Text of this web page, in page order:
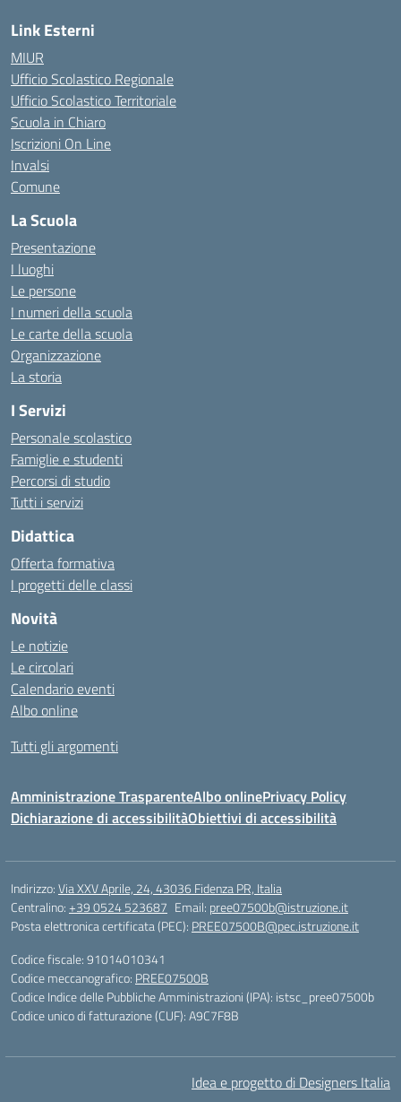
Link Esterni
MIUR
Ufficio Scolastico Regionale
Ufficio Scolastico Territoriale
Scuola in Chiaro
Iscrizioni On Line
Invalsi
Comune
La Scuola
Presentazione
I luoghi
Le persone
I numeri della scuola
Le carte della scuola
Organizzazione
La storia
I Servizi
Personale scolastico
Famiglie e studenti
Percorsi di studio
Tutti i servizi
Didattica
Offerta formativa
I progetti delle classi
Novità
Le notizie
Le circolari
Calendario eventi
Albo online
Tutti gli argomenti
Amministrazione TrasparenteAlbo onlinePrivacy Policy
Dichiarazione di accessibilitàObiettivi di accessibilità
Indirizzo:Via XXV Aprile, 24, 43036 Fidenza PR, Italia
Centralino:+39 0524 523687 Email: pree07500b@istruzione.it
Posta elettronica certificata (PEC): PREE07500B@pec.istruzione.it
Codice fiscale: 91014010341
Codice meccanografico: PREE07500B
Codice Indice delle Pubbliche Amministrazioni (IPA): istsc_pree07500b
Codice unico di fatturazione (CUF): A9C7F8B
Idea e progetto di Designers Italia